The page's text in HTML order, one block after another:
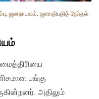
, ஜனநாயகம், ஜனாதிபதித் தேர்தல்
பங்கு
அதிலும்